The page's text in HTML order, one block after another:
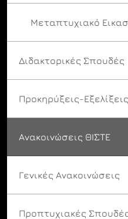
Μεταπτυχιακό
Διδακτορικές Σπουδές
Προκηρύξεις-
Ανακοινώσεις ΘΙΣΤΕ
Γενικές Ανακοινώσεις
Προπτυχιακές